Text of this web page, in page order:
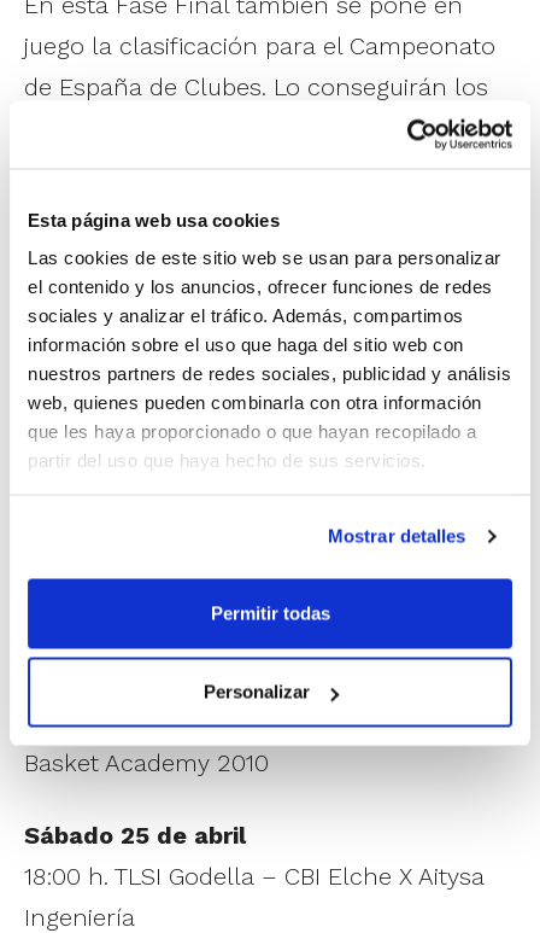
Esta página web usa cookies
Las cookies de este sitio web se usan para personalizar
el contenido y los anuncios, ofrecer funciones de redes
sociales y analizar el tráfico. Además, compartimos
información sobre el uso que haga del sitio web con
nuestros partners de redes sociales, publicidad y análisis
web, quienes pueden combinarla con otra información
que les haya proporcionado o que hayan recopilado a
partir del uso que haya hecho de sus servicios.
Mostrar detalles
Permitir todas
Personalizar
juego la clasificación para el Campeonato
de España de Clubes. Lo conseguirán los
tres mejores equipos de la Fase Final.
Viernes 24 de abril
18:00 h. TLSI Godella – Valencia Basket
20:00 h. CBI Elche X Aitysa Ingeniería – Elx
Basket Academy 2010
Sábado 25 de abril
18:00 h. TLSI Godella – CBI Elche X Aitysa
Ingeniería